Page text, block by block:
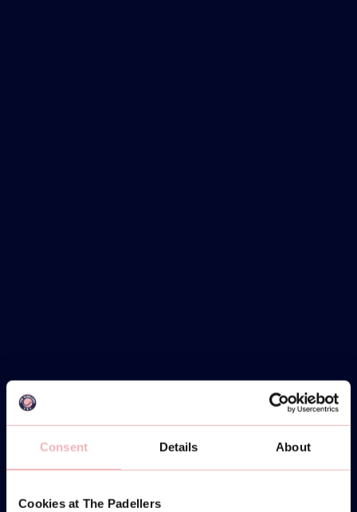
Consent Details About
Cookies at The Padellers